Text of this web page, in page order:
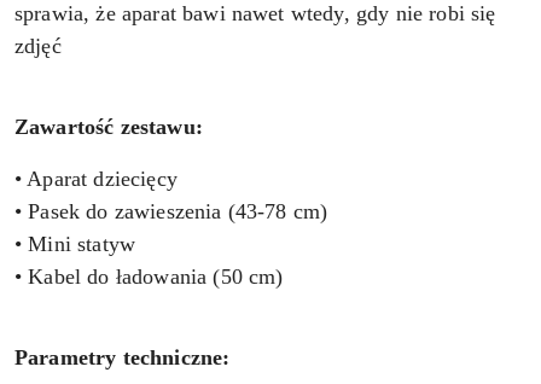
sprawia, że aparat bawi nawet wtedy, gdy nie robi się
zdjęć
Zawartość zestawu:
• Aparat dziecięcy
• Pasek do zawieszenia (43-78 cm)
• Mini statyw
• Kabel do ładowania (50 cm)
Parametry techniczne: